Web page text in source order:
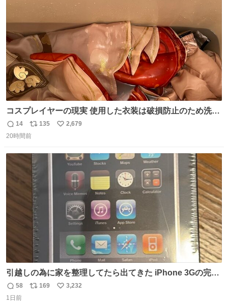
コスプレイヤーの現実 使用した衣装は破損防止のため洗濯
機に入れられないので、大体こんな感じで浸け置きした後
に手洗い…
返
信
14
リ
ポ
ト
数
135
い
2,679
20時間前
引越しの為に家を整理してたら出てきた iPhone 3Gの完全
未開封品 かなり前に楽天だかで買った多分未使用のデモ機
で-が出るのだと思うんだよね ヤフオクで売れてない190万
返
信
58
リ
169
い
3,232
1日前